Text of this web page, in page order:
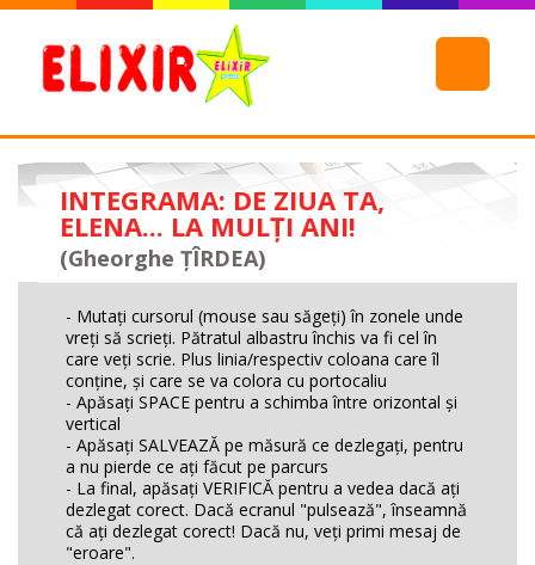
INTEGRAMA: DE ZIUA TA,
ELENA... LA MULŢI ANI!
(Gheorghe ŢÎRDEA)
- Mutaţi cursorul (mouse sau săgeţi) în zonele unde
vreţi să scrieţi. Pătratul albastru închis va fi cel în
care veţi scrie. Plus linia/respectiv coloana care îl
conţine, şi care se va colora cu portocaliu
- Apăsaţi SPACE pentru a schimba între orizontal şi
vertical
- Apăsaţi SALVEAZĂ pe măsură ce dezlegaţi, pentru
a nu pierde ce aţi făcut pe parcurs
- La final, apăsaţi VERIFICĂ pentru a vedea dacă aţi
dezlegat corect. Dacă ecranul "pulsează", înseamnă
că aţi dezlegat corect! Dacă nu, veţi primi mesaj de
"eroare".